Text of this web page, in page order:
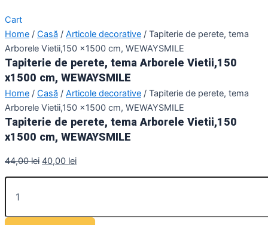
Cart
Home / Casă / Articole decorative / Tapiterie de perete, tema
Arborele Vietii,150 x1500 cm, WEWAYSMILE
Tapiterie de perete, tema Arborele Vietii,150
x1500 cm, WEWAYSMILE
Home / Casă / Articole decorative / Tapiterie de perete, tema
Arborele Vietii,150 x1500 cm, WEWAYSMILE
Tapiterie de perete, tema Arborele Vietii,150
x1500 cm, WEWAYSMILE
44,00lei 40,00 lei